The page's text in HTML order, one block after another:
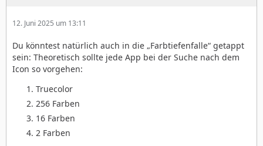
12. Juni 2025 um 13:11
Du könntest natürlich auch in die „Farbtiefenfalle“ getappt
sein: Theoretisch sollte jede App bei der Suche nach dem
Icon so vorgehen:
Truecolor
256 Farben
16 Farben
2 Farben